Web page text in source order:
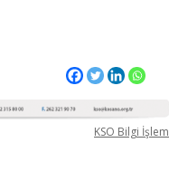
KSO Bilgi İşlem